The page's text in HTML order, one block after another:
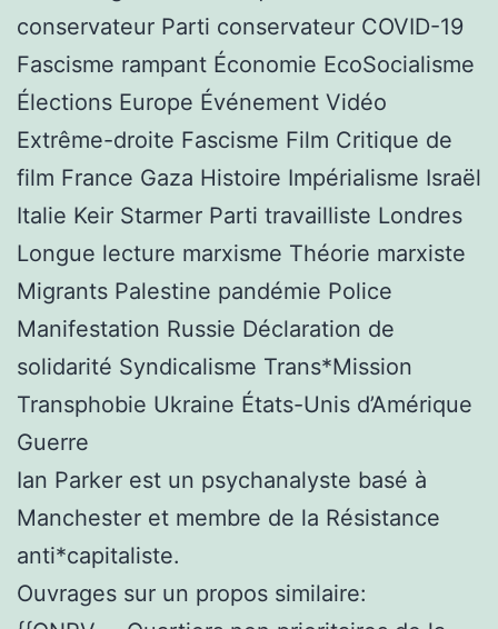
conservateur Parti conservateur COVID-19
Fascisme rampant Économie EcoSocialisme
Élections Europe Événement Vidéo
Extrême-droite Fascisme Film Critique de
film France Gaza Histoire Impérialisme Israël
Italie Keir Starmer Parti travailliste Londres
Longue lecture marxisme Théorie marxiste
Migrants Palestine pandémie Police
Manifestation Russie Déclaration de
solidarité Syndicalisme Trans*Mission
Transphobie Ukraine États-Unis d’Amérique
Guerre
Ian Parker est un psychanalyste basé à
Manchester et membre de la Résistance
anti*capitaliste.
Ouvrages sur un propos similaire: